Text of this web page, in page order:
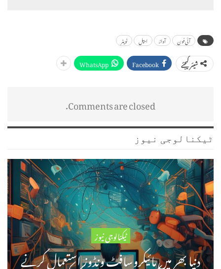
آئی فون آواز ایپل ٹویٹر
شیئر کیجئے Facebook
WhatsApp
Comments are closed.
ٹیکنالوجی نیوز
ٹیکنالوجی نیوز
دنیا بھر میں مائیکروسافٹ ونڈوز استعمال کرنے